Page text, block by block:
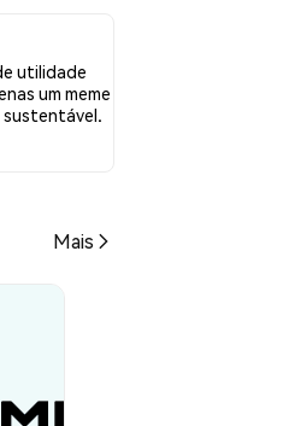
utilidade
um meme
sustentável.
Mais